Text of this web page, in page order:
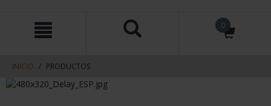
contenido
navegacin
0
INICIO PRODUCTOS